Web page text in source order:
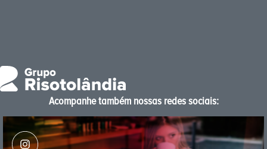
Acompanhe também nossas redes sociais: